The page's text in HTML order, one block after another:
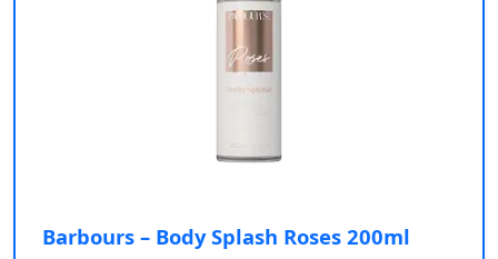
Barbours – Body Splash Roses 200ml